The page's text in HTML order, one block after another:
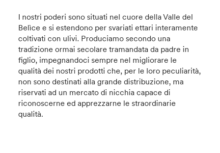
I nostri poderi sono situati nel cuore della Valle del
Belìce e si estendono per svariati ettari interamente
coltivati con ulivi. Produciamo secondo una
tradizione ormai secolare tramandata da padre in
figlio, impegnandoci sempre nel migliorare le
qualità dei nostri prodotti che, per le loro peculiarità,
non sono destinati alla grande distribuzione, ma
riservati ad un mercato di nicchia capace di
riconoscerne ed apprezzarne le straordinarie
qualità.